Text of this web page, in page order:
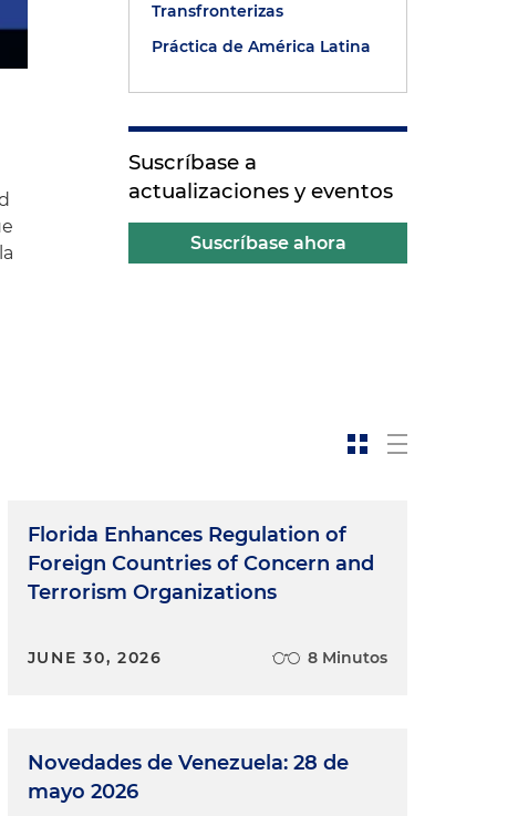
Transfronterizas
Práctica de América Latina
Suscríbase a
actualizaciones y eventos
Suscríbase ahora
Florida Enhances Regulation of
Foreign Countries of Concern and
Terrorism Organizations
JUNE 30, 2026 8 Minutos
Novedades de Venezuela: 28 de
mayo 2026